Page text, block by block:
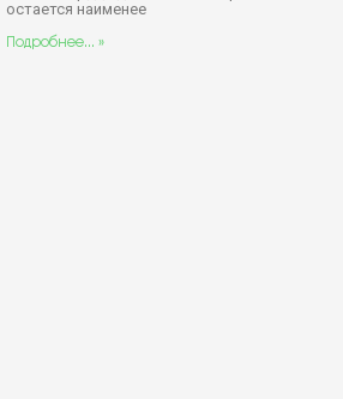
остается наименее
Подробнее... »